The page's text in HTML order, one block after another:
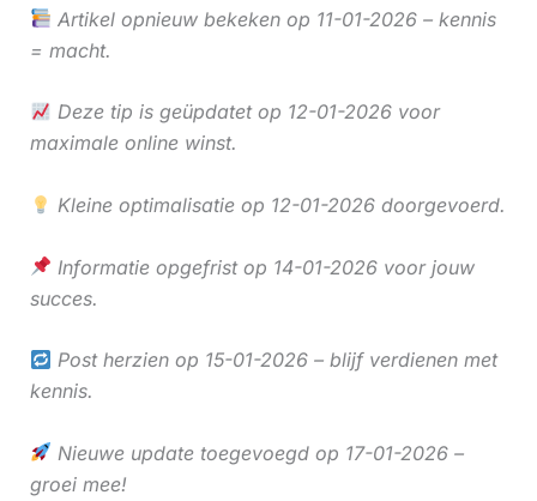
Artikel opnieuw bekeken op 11-01-2026 – kennis
= macht.
Deze tip is geüpdatet op 12-01-2026 voor
maximale online winst.
Kleine optimalisatie op 12-01-2026 doorgevoerd.
Informatie opgefrist op 14-01-2026 voor jouw
succes.
Post herzien op 15-01-2026 – blijf verdienen met
kennis.
Nieuwe update toegevoegd op 17-01-2026 –
groei mee!